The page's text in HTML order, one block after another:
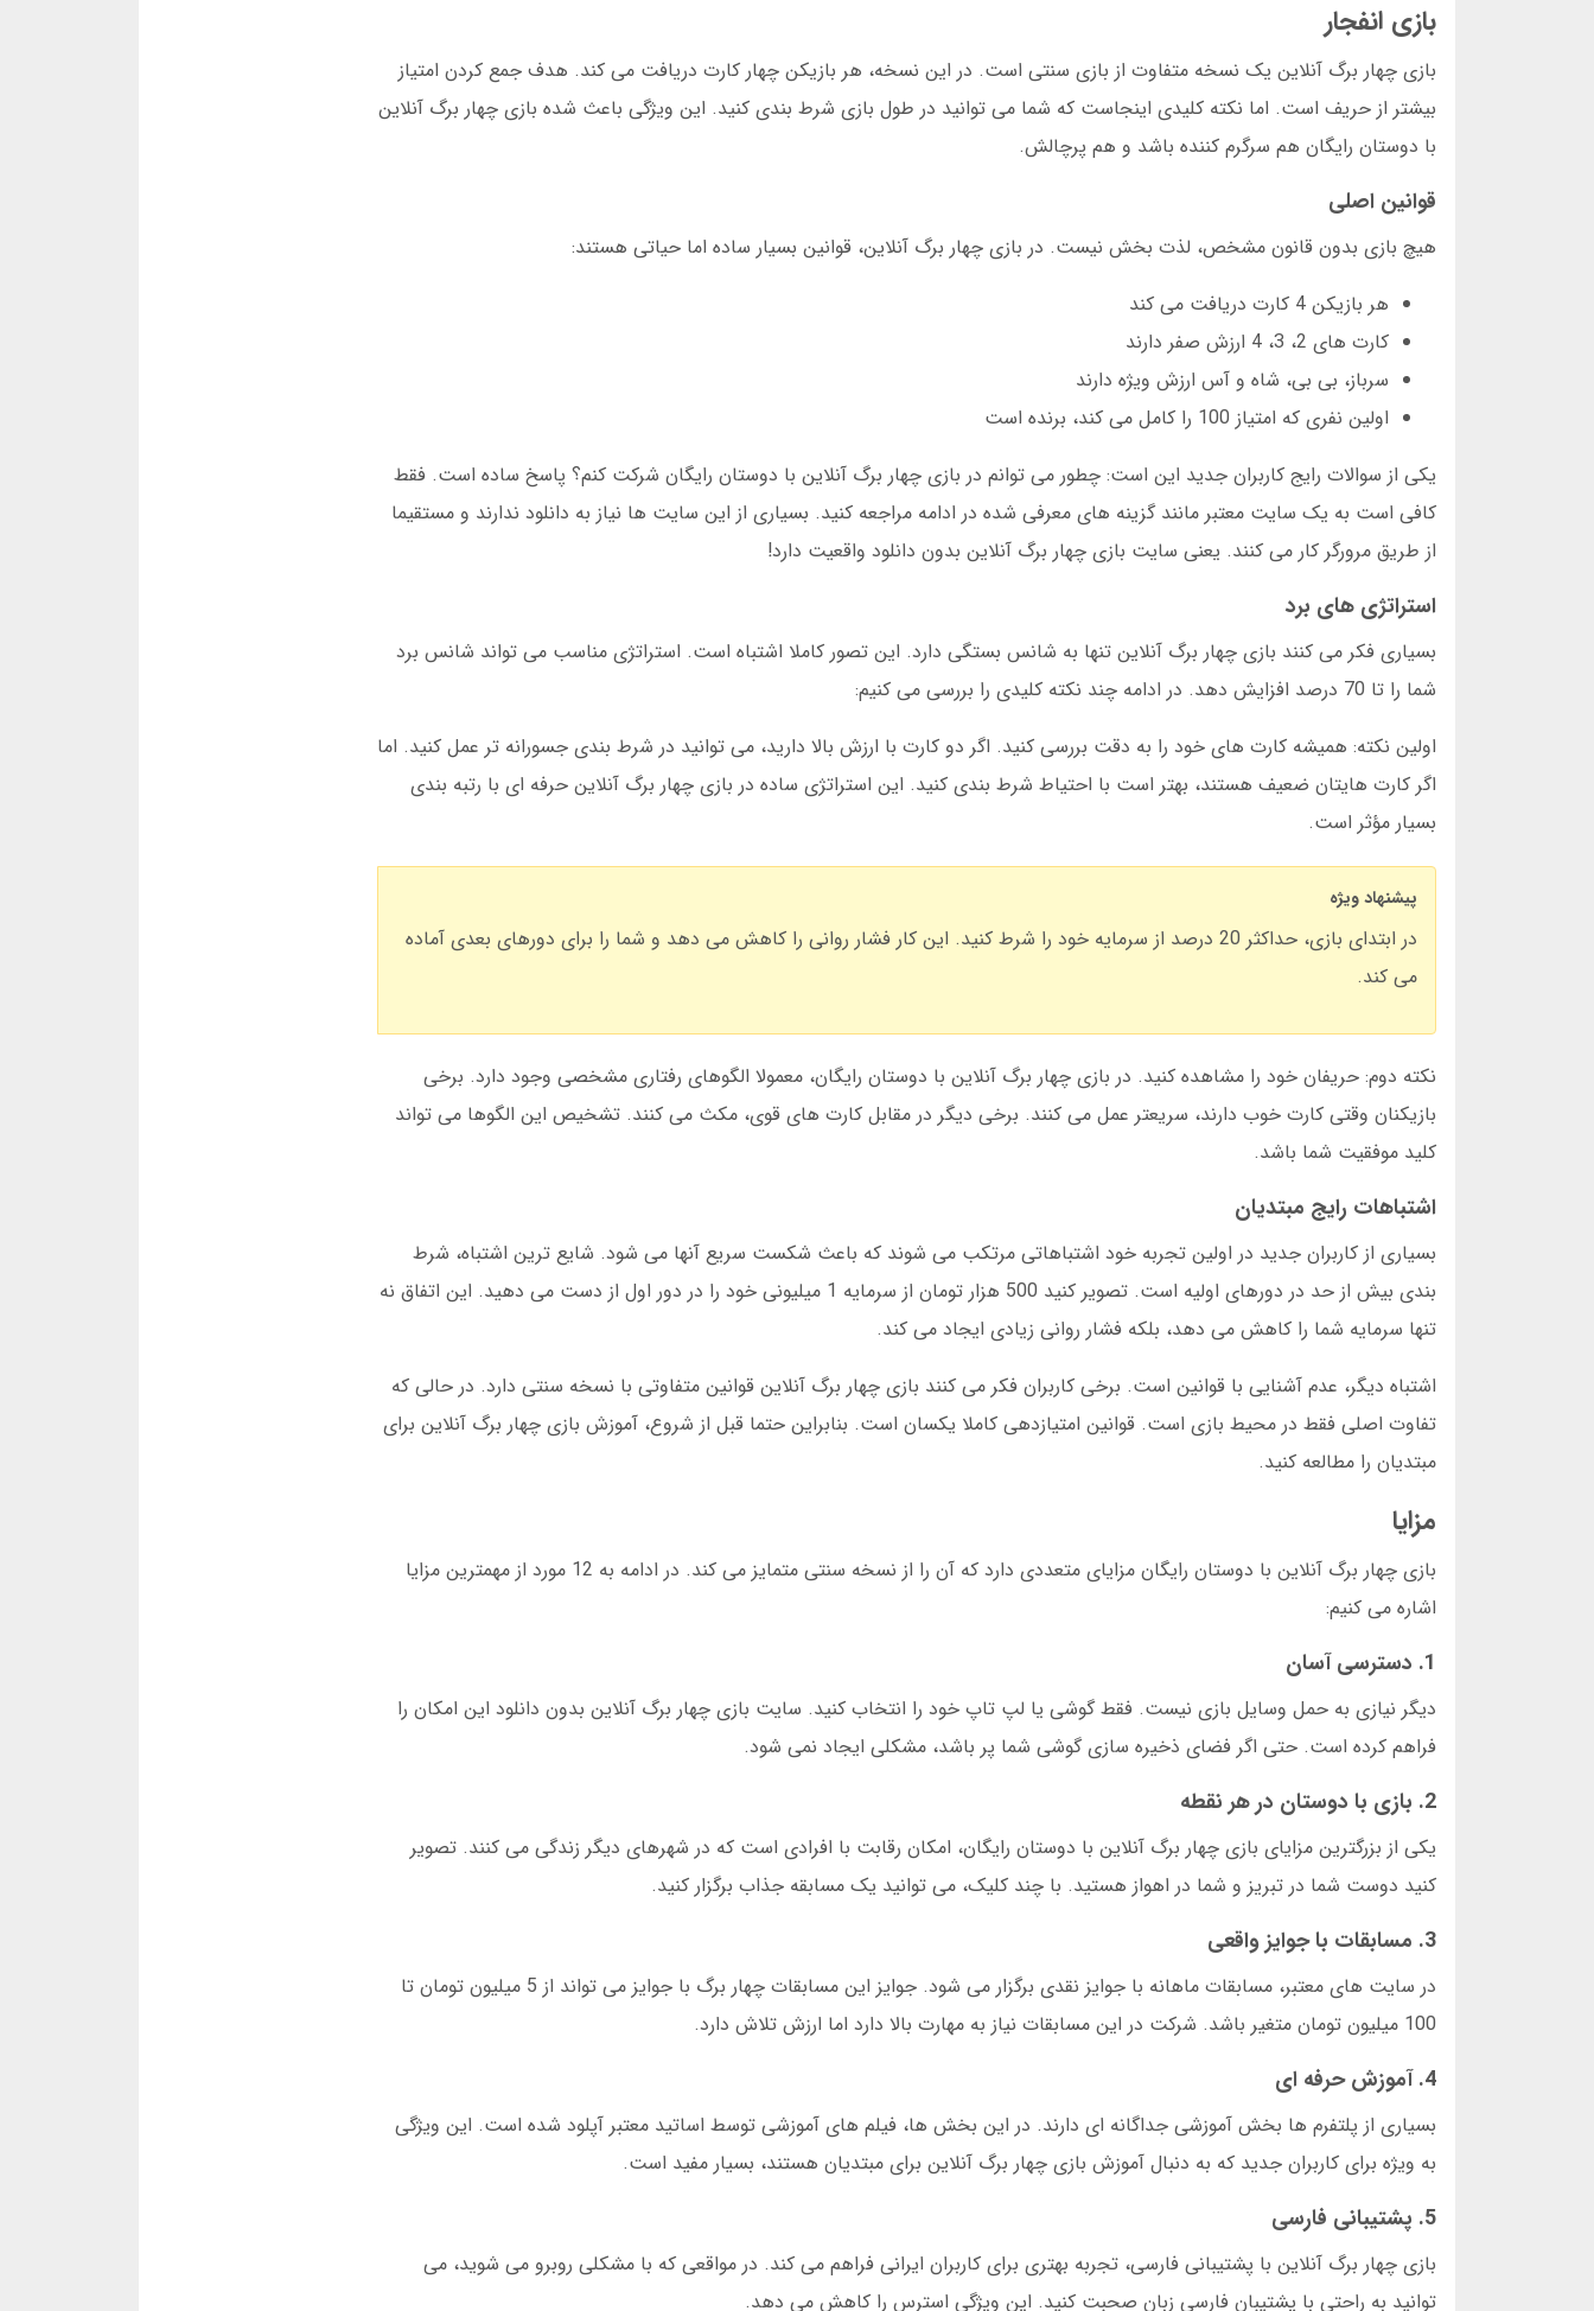
بازی انفجار
بازی چهار برگ آنلاین یک نسخه متفاوت از بازی سنتی است. در این نسخه، هر بازیکن چهار کارت دریافت می کند. هدف جمع کردن امتیاز
بیشتر از حریف است. اما نکته کلیدی اینجاست که شما می توانید در طول بازی شرط بندی کنید. این ویژگی باعث شده بازی چهار برگ آنلاین
با دوستان رایگان هم سرگرم کننده باشد و هم پرچالش.
قوانین اصلی
هیچ بازی بدون قانون مشخص، لذت بخش نیست. در بازی چهار برگ آنلاین، قوانین بسیار ساده اما حیاتی هستند:
هر بازیکن 4 کارت دریافت می کند
کارت های 2، 3، 4 ارزش صفر دارند
سرباز، بی بی، شاه و آس ارزش ویژه دارند
اولین نفری که امتیاز 100 را کامل می کند، برنده است
یکی از سوالات رایج کاربران جدید این است: چطور می توانم در بازی چهار برگ آنلاین با دوستان رایگان شرکت کنم؟ پاسخ ساده است. فقط
کافی است به یک سایت معتبر مانند گزینه های معرفی شده در ادامه مراجعه کنید. بسیاری از این سایت ها نیاز به دانلود ندارند و مستقیما
از طریق مرورگر کار می کنند. یعنی سایت بازی چهار برگ آنلاین بدون دانلود واقعیت دارد!
استراتژی های برد
بسیاری فکر می کنند بازی چهار برگ آنلاین تنها به شانس بستگی دارد. این تصور کاملا اشتباه است. استراتژی مناسب می تواند شانس برد
شما را تا 70 درصد افزایش دهد. در ادامه چند نکته کلیدی را بررسی می کنیم:
اولین نکته: همیشه کارت های خود را به دقت بررسی کنید. اگر دو کارت با ارزش بالا دارید، می توانید در شرط بندی جسورانه تر عمل کنید. اما
اگر کارت هایتان ضعیف هستند، بهتر است با احتیاط شرط بندی کنید. این استراتژی ساده در بازی چهار برگ آنلاین حرفه ای با رتبه بندی
بسیار مؤثر است.
پیشنهاد ویژه
در ابتدای بازی، حداکثر 20 درصد از سرمایه خود را شرط کنید. این کار فشار روانی را کاهش می دهد و شما را برای دورهای بعدی آماده
می کند.
نکته دوم: حریفان خود را مشاهده کنید. در بازی چهار برگ آنلاین با دوستان رایگان، معمولا الگوهای رفتاری مشخصی وجود دارد. برخی
بازیکنان وقتی کارت خوب دارند، سریعتر عمل می کنند. برخی دیگر در مقابل کارت های قوی، مکث می کنند. تشخیص این الگوها می تواند
کلید موفقیت شما باشد.
اشتباهات رایج مبتدیان
بسیاری از کاربران جدید در اولین تجربه خود اشتباهاتی مرتکب می شوند که باعث شکست سریع آنها می شود. شایع ترین اشتباه، شرط
بندی بیش از حد در دورهای اولیه است. تصویر کنید 500 هزار تومان از سرمایه 1 میلیونی خود را در دور اول از دست می دهید. این اتفاق نه
تنها سرمایه شما را کاهش می دهد، بلکه فشار روانی زیادی ایجاد می کند.
اشتباه دیگر، عدم آشنایی با قوانین است. برخی کاربران فکر می کنند بازی چهار برگ آنلاین قوانین متفاوتی با نسخه سنتی دارد. در حالی که
تفاوت اصلی فقط در محیط بازی است. قوانین امتیازدهی کاملا یکسان است. بنابراین حتما قبل از شروع، آموزش بازی چهار برگ آنلاین برای
مبتدیان را مطالعه کنید.
مزایا
بازی چهار برگ آنلاین با دوستان رایگان مزایای متعددی دارد که آن را از نسخه سنتی متمایز می کند. در ادامه به 12 مورد از مهمترین مزایا
اشاره می کنیم:
1. دسترسی آسان
دیگر نیازی به حمل وسایل بازی نیست. فقط گوشی یا لپ تاپ خود را انتخاب کنید. سایت بازی چهار برگ آنلاین بدون دانلود این امکان را
فراهم کرده است. حتی اگر فضای ذخیره سازی گوشی شما پر باشد، مشکلی ایجاد نمی شود.
2. بازی با دوستان در هر نقطه
یکی از بزرگترین مزایای بازی چهار برگ آنلاین با دوستان رایگان، امکان رقابت با افرادی است که در شهرهای دیگر زندگی می کنند. تصویر
کنید دوست شما در تبریز و شما در اهواز هستید. با چند کلیک، می توانید یک مسابقه جذاب برگزار کنید.
3. مسابقات با جوایز واقعی
در سایت های معتبر، مسابقات ماهانه با جوایز نقدی برگزار می شود. جوایز این مسابقات چهار برگ با جوایز می تواند از 5 میلیون تومان تا
100 میلیون تومان متغیر باشد. شرکت در این مسابقات نیاز به مهارت بالا دارد اما ارزش تلاش دارد.
4. آموزش حرفه ای
بسیاری از پلتفرم ها بخش آموزشی جداگانه ای دارند. در این بخش ها، فیلم های آموزشی توسط اساتید معتبر آپلود شده است. این ویژگی
به ویژه برای کاربران جدید که به دنبال آموزش بازی چهار برگ آنلاین برای مبتدیان هستند، بسیار مفید است.
5. پشتیبانی فارسی
بازی چهار برگ آنلاین با پشتیبانی فارسی، تجربه بهتری برای کاربران ایرانی فراهم می کند. در مواقعی که با مشکلی روبرو می شوید، می
توانید به راحتی با پشتیبان فارسی زبان صحبت کنید. این ویژگی استرس را کاهش می دهد.